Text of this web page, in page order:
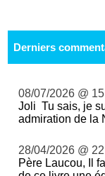
Derniers
08/07/2026 @
Joli Tu sais, je
admiration de la
28/04/2026 @
Père Laucou, Il